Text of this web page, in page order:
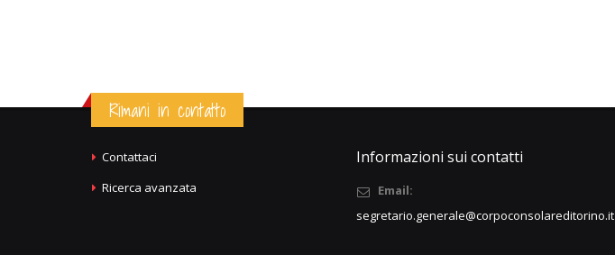
Rimani in contatto
Contattaci
Ricerca avanzata
Informazioni sui contatti
Email:
segretario.generale@corpoconsolareditorino.it